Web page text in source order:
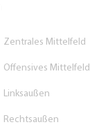
Zentrales Mittelfeld
Offensives Mittelfeld
Linksaußen
Rechtsaußen